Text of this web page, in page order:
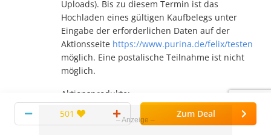
Uploads). Bis zu diesem Termin ist das
Hochladen eines gültigen Kaufbelegs unter
Eingabe der erforderlichen Daten auf der
Aktionsseite https://www.purina.de/felix/testen
möglich. Eine postalische Teilnahme ist nicht
möglich.
Aktionsprodukte:
Die Spar-Aktion ist auf Deutschland beschränkt
und bezieht sich auf alle Sorten der folgenden
501 Zum Deal